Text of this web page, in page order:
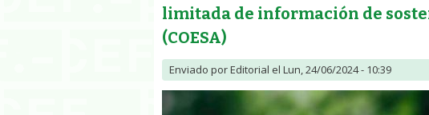
limitada de información de
(COESA)
Enviado porEditorial el Lun, 24/06/2024 - 10:39